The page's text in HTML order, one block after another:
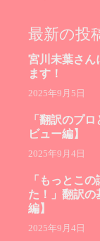
最新の投
宮川未葉さん
ます！
2025年9月5日
「翻訳のプ
ビュー編】
2025年9月4日
「もっとこ
た！」翻訳の
編】
2025年9月4日